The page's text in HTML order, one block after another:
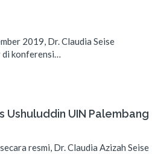
2019, Dr. Claudia Seise
di konferensi…
Ushuluddin UIN Palembang
resmi, Dr. Claudia Azizah Seise